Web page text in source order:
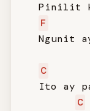
Pinilit
F
Ngunit
C
Ito ay
C